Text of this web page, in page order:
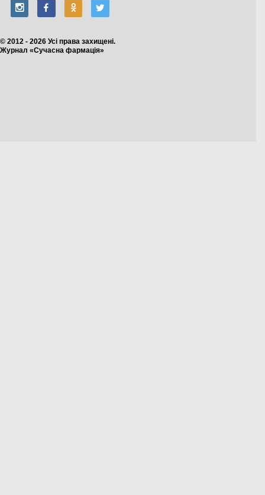
© 2012 - 2026 Усі права захищені.
Журнал «Сучасна фармація»